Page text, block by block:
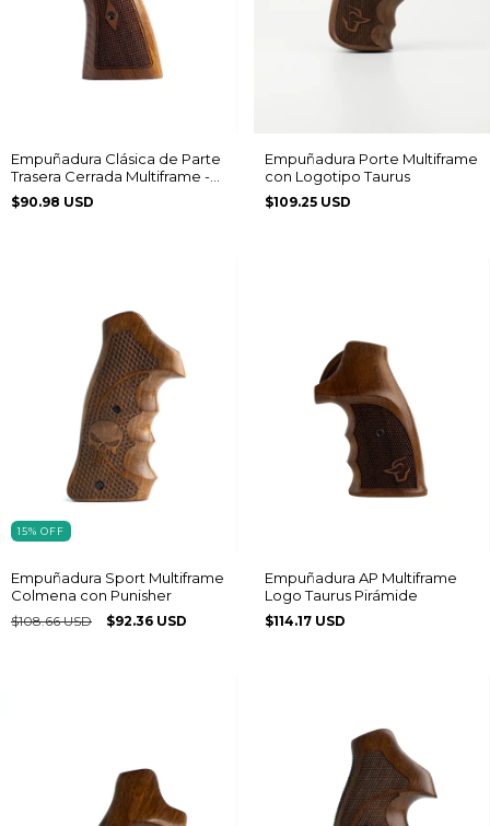
Empuñadura Clásica de Parte
Trasera Cerrada Multiframe -
Acanalada con Patrón de
Diamante
$90.98 USD
Empuñadura Porte Multiframe
con Logotipo Taurus
$109.25 USD
15% OFF
Empuñadura Sport Multiframe
Colmena con Punisher
$108.66 USD $92.36 USD
Empuñadura AP Multiframe
Logo Taurus Pirámide
$114.17 USD